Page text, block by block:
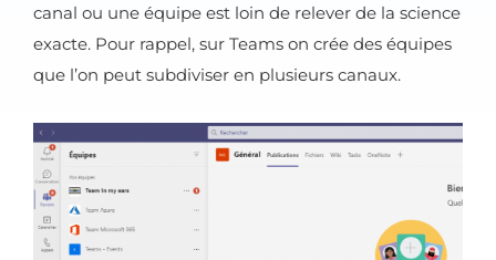
canal ou une équipe est loin de relever de la science
exacte. Pour rappel, sur Teams on crée des équipes
que l’on peut subdiviser en plusieurs canaux.